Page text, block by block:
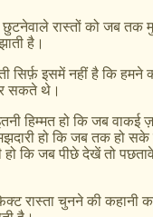
रास्तों को जब तक
है।
सिर्फ़ इसमें नहीं है कि हमने
सकते थे।
हिम्मत हो कि जब वाकई
हो कि जब तक हो सके
हो कि जब पीछे देखें तो
रास्ता चुनने की कहानी